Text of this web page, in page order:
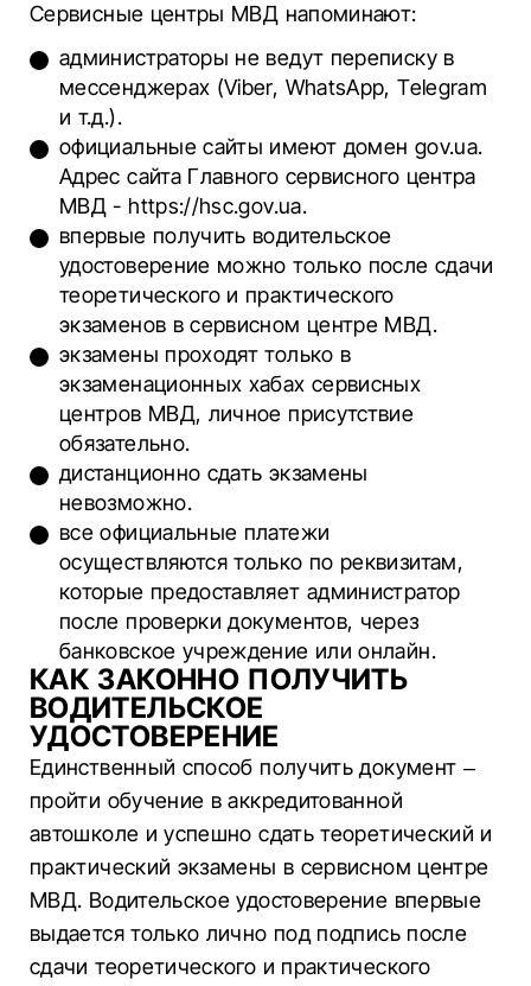
Сервисные центры МВД напоминают:
администраторы не ведут переписку в
мессенджерах (Viber, WhatsApp, Telegram
и т.д.).
официальные сайты имеют домен gov.ua.
Адрес сайта Главного сервисного центра
МВД - https://hsc.gov.ua.
впервые получить водительское
удостоверение можно только после сдачи
теоретического и практического
экзаменов в сервисном центре МВД.
экзамены проходят только в
экзаменационных хабах сервисных
центров МВД, личное присутствие
обязательно.
дистанционно сдать экзамены
невозможно.
все официальные платежи
осуществляются только по реквизитам,
которые предоставляет администратор
после проверки документов, через
банковское учреждение или онлайн.
КАК ЗАКОННО ПОЛУЧИТЬ
ВОДИТЕЛЬСКОЕ
УДОСТОВЕРЕНИЕ
Единственный способ получить документ –
пройти обучение в аккредитованной
автошколе и успешно сдать теоретический и
практический экзамены в сервисном центре
МВД. Водительское удостоверение впервые
выдается только лично под подпись после
сдачи теоретического и практического